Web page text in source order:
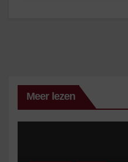
Meer lezen